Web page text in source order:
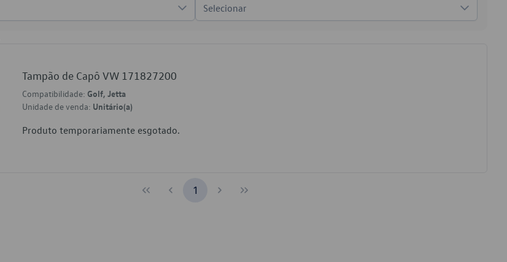
Selecionar
Tampão de Capô VW 171827200
Compatibilidade: Golf, Jetta
Unidade de venda: Unitário(a)
Produto temporariamente esgotado.
1